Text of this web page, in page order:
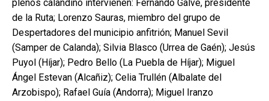
plenos calandino intervienen: Fernando Galve, presidente
de la Ruta; Lorenzo Sauras, miembro del grupo de
Despertadores del municipio anfitrión; Manuel Sevil
(Samper de Calanda); Silvia Blasco (Urrea de Gaén); Jesús
Puyol (Híjar); Pedro Bello (La Puebla de Híjar); Miguel
Ángel Estevan (Alcañiz); Celia Trullén (Albalate del
Arzobispo); Rafael Guía (Andorra); Miguel Iranzo